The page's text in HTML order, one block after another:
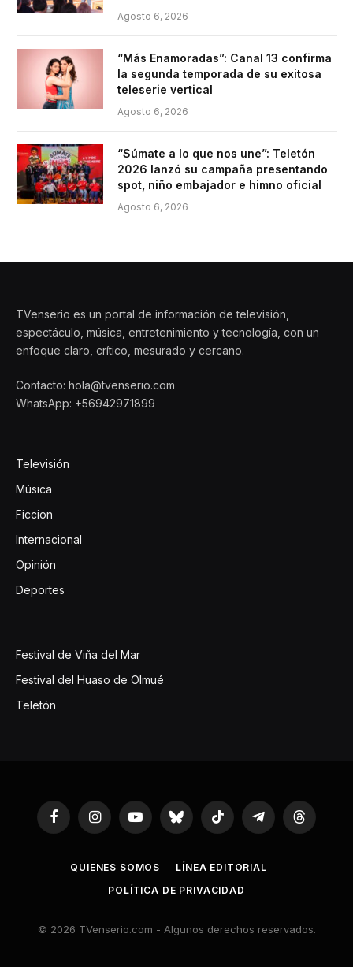
Agosto 6, 2026
“Más Enamoradas”: Canal 13 confirma
la segunda temporada de su exitosa
teleserie vertical
Agosto 6, 2026
“Súmate a lo que nos une”: Teletón
2026 lanzó su campaña presentando
spot, niño embajador e himno oficial
Agosto 6, 2026
TVenserio es un portal de información de televisión,
espectáculo, música, entretenimiento y tecnología, con un
enfoque claro, crítico, mesurado y cercano.
Contacto: hola@tvenserio.com
WhatsApp: +56942971899
Televisión
Música
Ficcion
Internacional
Opinión
Deportes
Festival de Viña del Mar
Festival del Huaso de Olmué
Teletón
FacebookInstagramYouTubeBluesky TikTok TelegramThreads
QUIENES SOMOS
LÍNEA EDITORIAL
POLÍTICA DE PRIVACIDAD
© 2026 TVenserio.com - Algunos derechos reservados.